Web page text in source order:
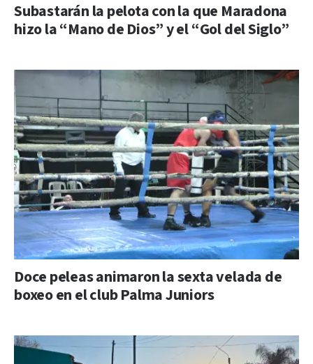
Subastarán la pelota con la que Maradona
hizo la “Mano de Dios” y el “Gol del Siglo”
Doce peleas animaron la sexta velada de
boxeo en el club Palma Juniors